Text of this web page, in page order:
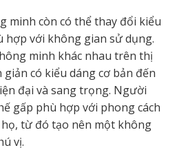
minh còn có thể thay đổi kiểu
hợp với không gian sử dụng.
minh khác nhau trên thị
có kiểu dáng cơ bản đến
đại và sang trọng. Người
gấp phù hợp với phong cách
họ, từ đó tạo nên một không
vị.